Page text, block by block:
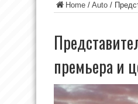
Home / Auto /
премьера и